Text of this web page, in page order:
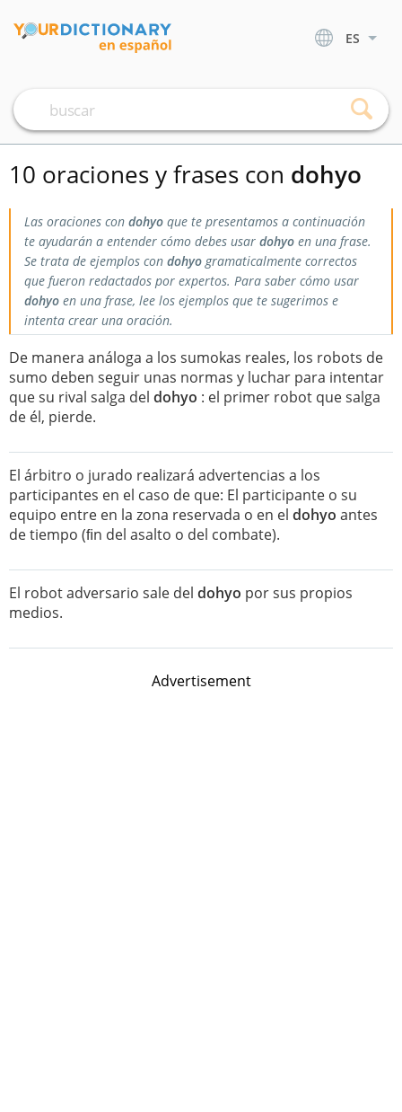
ES
10 oraciones y frases con dohyo
Las oraciones con dohyo que te presentamos a continuación
te ayudarán a entender cómo debes usar dohyo en una frase.
Se trata de ejemplos con dohyogramaticalmente correctos
que fueron redactados por expertos. Para saber cómo usar
dohyo en una frase, lee los ejemplos que te sugerimos e
intenta crear una oración.
De manera análoga a los sumokas reales, los robots de
sumo deben seguir unas normas y luchar para intentar
que su rival salga del dohyo : el primer robot que salga
de él, pierde.
El árbitro o jurado realizará advertencias a los
participantes en el caso de que: El participante o su
equipo entre en la zona reservada o en el dohyo antes
de tiempo (ﬁn del asalto o del combate).
El robot adversario sale del dohyo por sus propios
medios.
Advertisement